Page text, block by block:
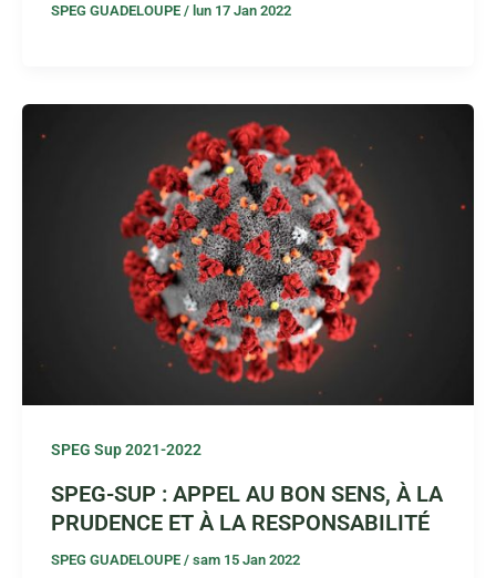
SPEG GUADELOUPE / lun 17 Jan 2022
SPEG Sup 2021-2022
SPEG-SUP : APPEL AU BON SENS, À LA
PRUDENCE ET À LA RESPONSABILITÉ
SPEG GUADELOUPE / sam 15 Jan 2022